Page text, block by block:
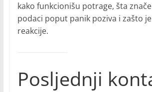
kako funkcionišu potrage, šta
podaci poput panik poziva i zašto
reakcije.
Posljednji